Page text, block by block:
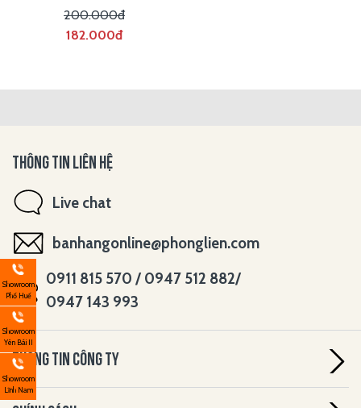
Showroom
Phố Huế
Showroom
Yên Bái II
Showroom
Lĩnh Nam
200.000đ
182.000đ
THÔNG TIN LIÊN HỆ
Live chat
banhangonline@phonglien.com
0911 815 570 / 0947 512 882/
0947 143 993
THÔNG TIN CÔNG TY